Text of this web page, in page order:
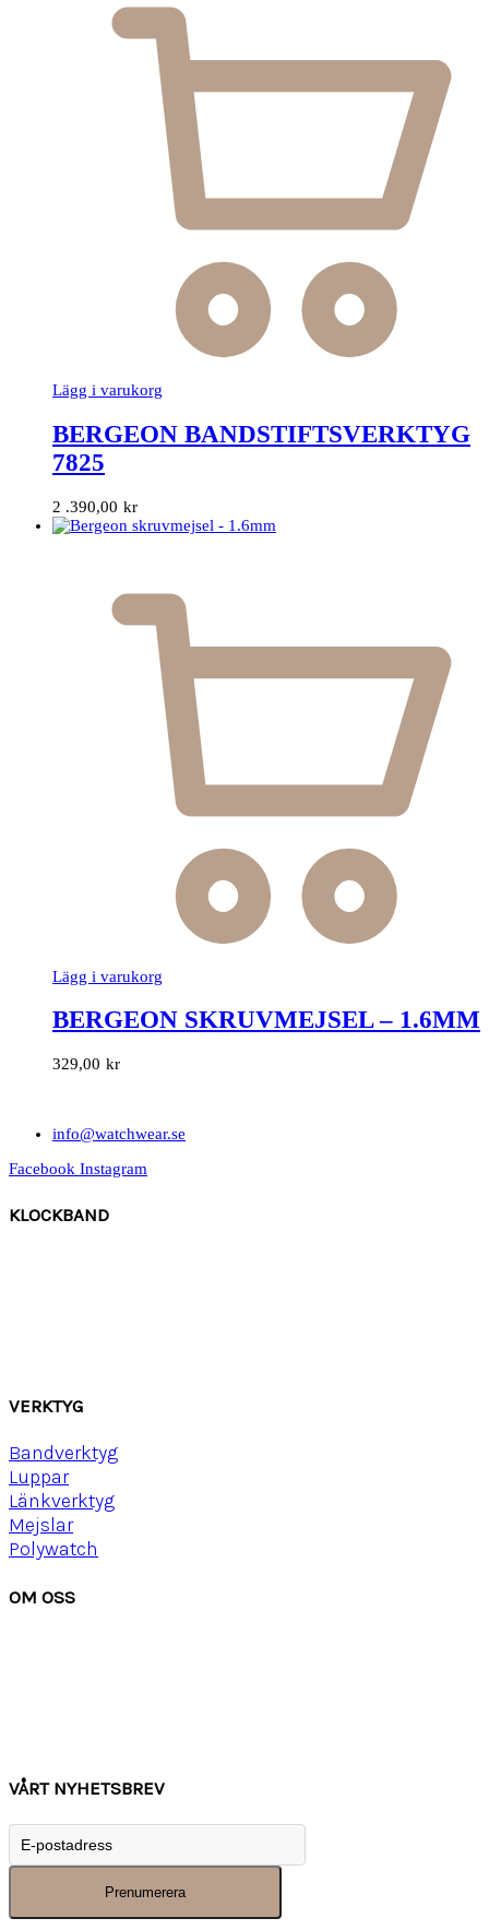
Lägg i varukorg
BERGEON BANDSTIFTSVERKTYG
7825
2 .390,00 kr
Lägg i varukorg
BERGEON SKRUVMEJSEL – 1.6MM
329,00 kr
info@watchwear.se
Facebook Instagram
KLOCKBAND
VERKTYG
Bandverktyg
Luppar
Länkverktyg
Mejslar
Polywatch
OM OSS
VÅRT NYHETSBREV